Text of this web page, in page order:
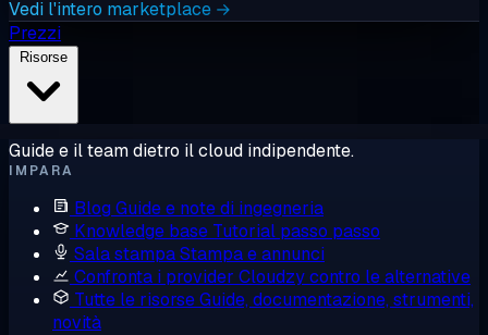
Vedi l'intero marketplace →
Prezzi
Guide e il team dietro il cloud indipendente.
IMPARA
Blog Guide e note di ingegneria
Knowledge base Tutorial passo passo
Sala stampaStampa e annunci
Confronta i provider Cloudzy contro le alternative
Tutte le risorseGuide, documentazione, strumenti,
novità